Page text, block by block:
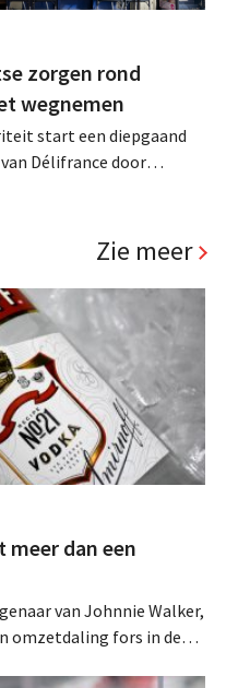
zorgen rond
wegnemen
start een diepgaand
Délifrance door
werd niet op tijd een
Zie meer
meer dan een
van Johnnie Walker,
omzetdaling fors in de